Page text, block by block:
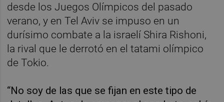
desde los Juegos Olímpicos del pasado
verano, y en Tel Aviv se impuso en un
durísimo combate a la israelí Shira Rishoni,
la rival que le derrotó en el tatami olímpico
de Tokio.
“No soy de las que se fijan en este tipo de